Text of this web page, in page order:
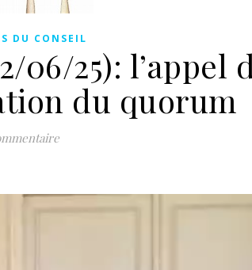
DU CONSEIL
06/25): l’appel
du quorum